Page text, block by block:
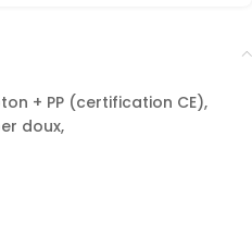
+ PP (certification CE),
doux,